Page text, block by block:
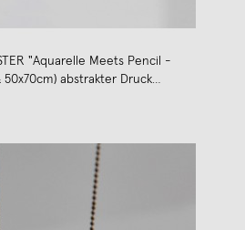
"Aquarelle Meets Pencil -
50x70cm) abstrakter Druck